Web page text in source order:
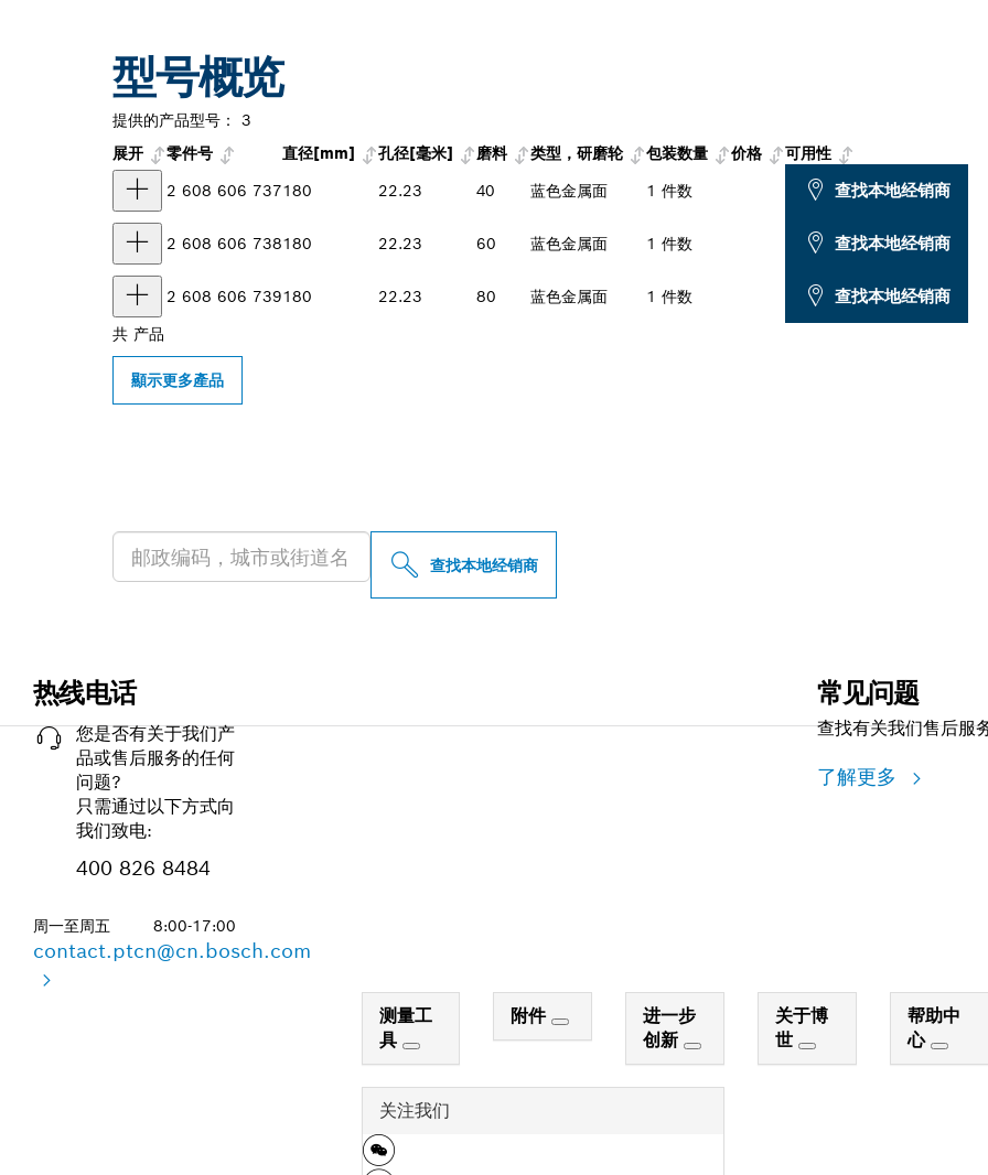
型号概览
提供的产品型号：
3
展开
零件号 直径[mm] 孔径[毫米] 磨料 类型，研磨轮 包装数量 价格
可用性
2 608 606 737180 22.23 40 蓝色金属面 1 件数 查找本地经销商
2 608 606 738180 22.23 60 蓝色金属面 1 件数 查找本地经销商
2 608 606 739180 22.23 80 蓝色金属面 1 件数 查找本地经销商
共 产品
顯示更多產品
查找本地经销商
热线电话
您是否有关于我们产
品或售后服务的任何
问题?
只需通过以下方式向
我们致电:
400 826 8484
周一至周五 8:00-17:00
contact.ptcn@cn.bosch.com
常见问题
查找有关我们售后服
了解更多
测量工
具
附件
进一步
创新
关于博
世
帮助中
心
关注我们